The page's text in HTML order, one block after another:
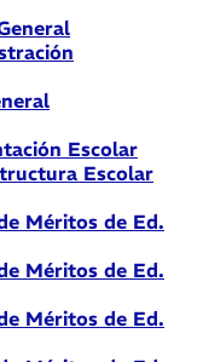
Escolar
Escolar
Méritos de Ed.
Méritos de Ed.
Méritos de Ed.